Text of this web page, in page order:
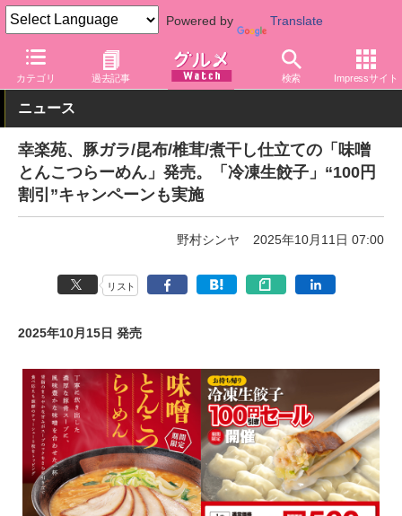
Powered by Translate
カテゴリ 過去記事 検索 Impressサイト
グルメ Watch 店舗 幸楽苑
ニュース
幸楽苑、豚ガラ/昆布/椎茸/煮干し仕立ての「味噌
とんこつらーめん」発売。「冷凍生餃子」“100円
割引”キャンペーンも実施
野村シンヤ 2025年10月11日 07:00
リスト
2025年10月15日 発売